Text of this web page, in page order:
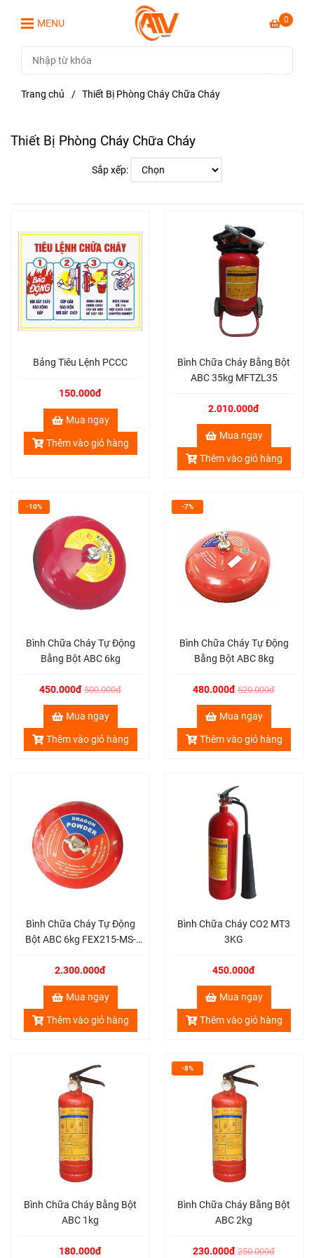
0
MENU
Trang chủ / Thiết Bị Phòng Cháy Chữa Cháy
Thiết Bị Phòng Cháy Chữa Cháy
Sắp xếp:
Bảng Tiêu Lệnh PCCC
150.000đ
Mua ngay
Thêm vào giỏ hàng
Bình Chữa Cháy Bằng Bột
ABC 35kg MFTZL35
2.010.000đ
Mua ngay
Thêm vào giỏ hàng
Bình Chữa Cháy Tự Động
Bằng Bột ABC 6kg
450.000đ 500.000đ
-10%
Mua ngay
Thêm vào giỏ hàng
Bình Chữa Cháy Tự Động
Bằng Bột ABC 8kg
480.000đ 520.000đ
-7%
Mua ngay
Thêm vào giỏ hàng
Bình Chữa Cháy Tự Động
Bột ABC 6kg FEX215-MS-
2.300.000đ
Mua ngay
Thêm vào giỏ hàng
Bình Chữa Cháy CO2 MT3
3KG
450.000đ
Mua ngay
Thêm vào giỏ hàng
Bình Chữa Cháy Bằng Bột
ABC 1kg
180.000đ
Bình Chữa Cháy Bằng Bột
ABC 2kg
230.000đ 250.000đ
-8%